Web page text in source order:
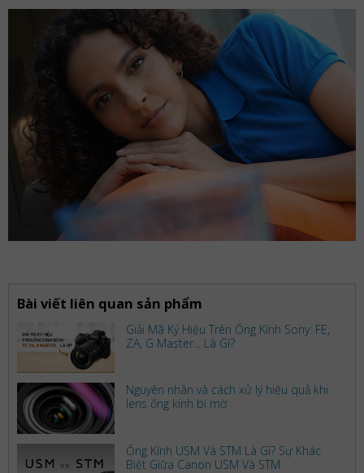
Bài viết liên quan sản phẩm
Giải Mã Ký Hiệu Trên Ống Kính Sony: FE,
ZA, G Master... Là Gì?
Nguyên nhân và cách xử lý hiệu quả khi
lens ống kính bị mờ
Ống Kính USM Và STM Là Gì? Sự Khác
Biệt Giữa Canon USM Và STM